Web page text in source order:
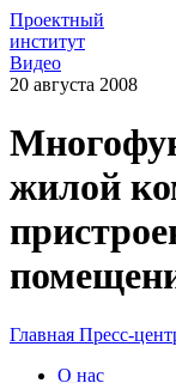
Проектный
институт
Видео
20 августа 2008
жилой
Главная Пресс-
О нас